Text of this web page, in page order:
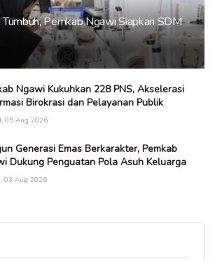
Pemkab Ngawi Siapkan SDM
Ngawi Kukuhkan 228 PNS, Akselerasi
Birokrasi dan Pelayanan Publik
05 Aug 2026
Generasi Emas Berkarakter, Pemkab
Dukung Penguatan Pola Asuh Keluarga
03 Aug 2026